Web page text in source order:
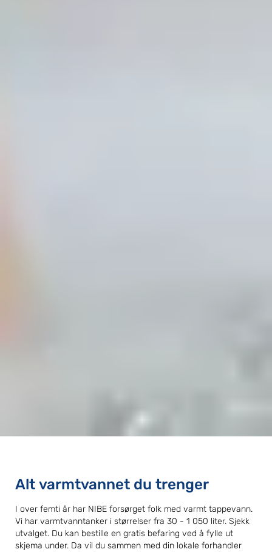
Alt varmtvannet du trenger
I over femti år har NIBE forsørget folk med varmt tappevann.
Vi har varmtvanntanker i størrelser fra 30 - 1 050 liter. Sjekk
utvalget. Du kan bestille en gratis befaring ved å fylle ut
skjema under. Da vil du sammen med din lokale forhandler